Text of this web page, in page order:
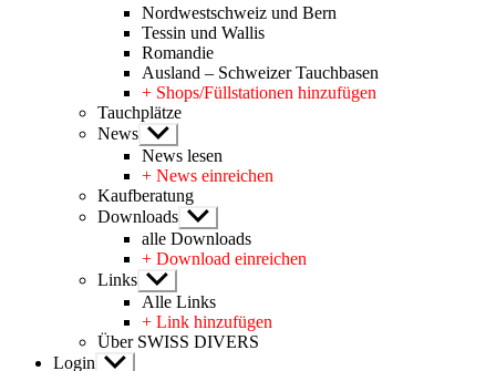
Nordwestschweiz und Bern
Tessin und Wallis
Romandie
Ausland – Schweizer Tauchbasen
+ Shops/Füllstationen hinzufügen
Tauchplätze
News Untermenü
anzeigen
News lesen
+ News einreichen
Kaufberatung
Downloads Untermenü
anzeigen
alle Downloads
+ Download einreichen
Links Untermenü
anzeigen
Alle Links
+ Link hinzufügen
Über SWISS DIVERS
Login Untermenü